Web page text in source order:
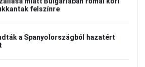
felszínre
a Spanyolországból hazatért